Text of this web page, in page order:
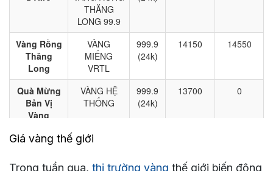
Giá vàng thế giới
Trong tuần qua, thị trường vàng thế giới biến động